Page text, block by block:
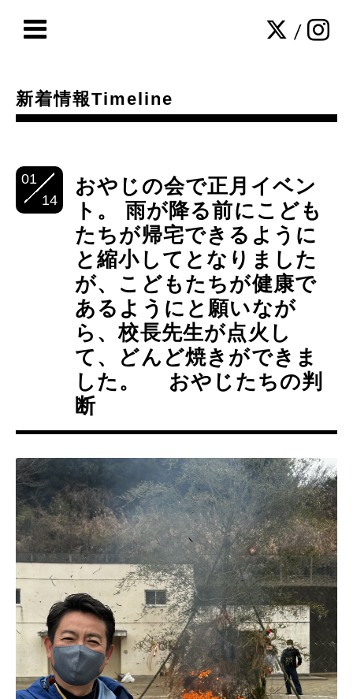
/
新着情報Timeline
01
14
おやじの会で正月イベン
ト。 雨が降る前にこども
たちが帰宅できるように
と縮小してとなりました
が、こどもたちが健康で
あるようにと願いなが
ら、校長先生が点火し
て、どんど焼きができま
した。 おやじたちの判
断